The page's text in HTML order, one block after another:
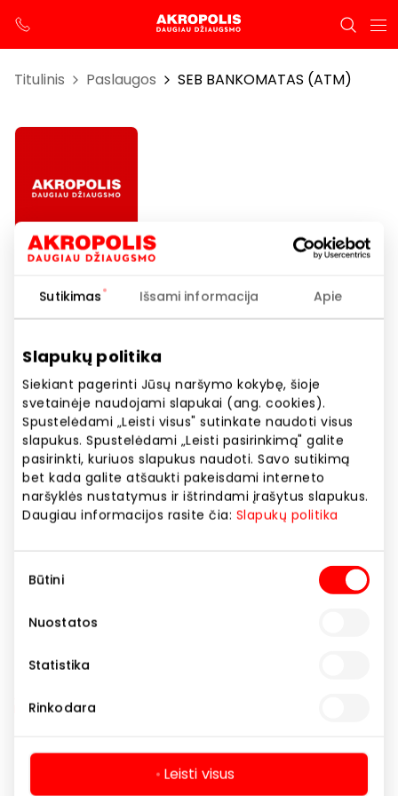
Sutikimas Išsami informacija Apie
Slapukų politika
Siekiant pagerinti Jūsų naršymo kokybę, šioje
svetainėje naudojami slapukai (ang. cookies).
Spustelėdami „Leisti visus" sutinkate naudoti visus
slapukus. Spustelėdami „Leisti pasirinkimą" galite
pasirinkti, kuriuos slapukus naudoti. Savo sutikimą
bet kada galite atšaukti pakeisdami interneto
naršyklės nustatymus ir ištrindami įrašytus slapukus.
Daugiau informacijos rasite čia: Slapukų politika
pasirinkimas
Būtini
Nuostatos
Statistika
Rinkodara
Leisti visus
Titulinis Paslaugos SEB BANKOMATAS (ATM)
SEB BANKOMATAS (ATM)
Darbo laikas
I-VII 08:00 – 22:00
Svetainės adresas
https://
Rodyti lokaciją žemėlapyje
Bankomatai
Navigacija